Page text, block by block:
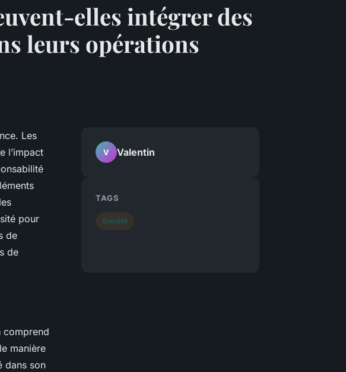
elles intégrer des
leurs opérations
Les
l’impact
pour
de
de
comprend
manière
dans son
V Valentin
TAGS
Société